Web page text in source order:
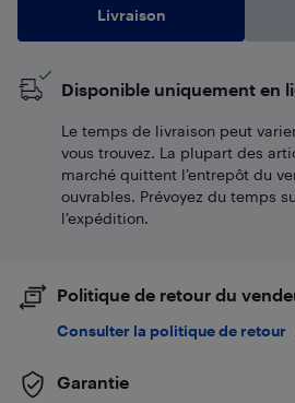
Livraison
Disponible uniquement en
Le temps de livraison peut
vous trouvez. La plupart des
marché quittent l’entrepôt du
ouvrables. Prévoyez du temps
l’expédition.
Politique de retour du
Consulter la politique de retour
Garantie